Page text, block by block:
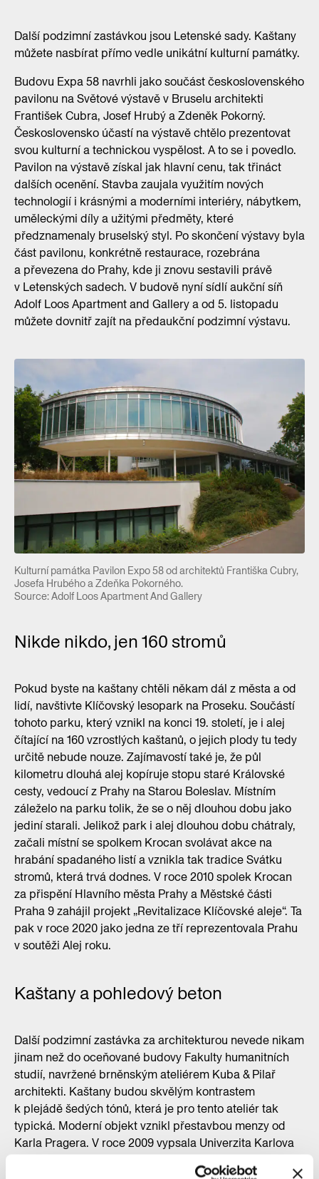
Další podzimní zastávkou jsou Letenské sady. Kaštany
můžete nasbírat přímo vedle unikátní kulturní památky.
Budovu Expa 58 navrhli jako součást československého
pavilonu na Světové výstavě v Bruselu architekti
František Cubra, Josef Hrubý a Zdeněk Pokorný.
Československo účastí na výstavě chtělo prezentovat
svou kulturní a technickou vyspělost. A to se i povedlo.
Pavilon na výstavě získal jak hlavní cenu, tak třináct
dalších ocenění. Stavba zaujala využitím nových
technologií i krásnými a moderními interiéry, nábytkem,
uměleckými díly a užitými předměty, které
předznamenaly bruselský styl. Po skončení výstavy byla
část pavilonu, konkrétně restaurace, rozebrána
a převezena do Prahy, kde ji znovu sestavili právě
v Letenských sadech. V budově nyní sídlí aukční síň
Adolf Loos Apartment and Gallery a od 5. listopadu
můžete dovnitř zajít na předaukční podzimní výstavu.
Kulturní památka Pavilon Expo 58 od architektů Františka Cubry,
Josefa Hrubého a Zdeňka Pokorného.
Source: Adolf Loos Apartment And Gallery
Nikde nikdo, jen 160 stromů
Pokud byste na kaštany chtěli někam dál z města a od
lidí, navštivte Klíčovský lesopark na Proseku. Součástí
tohoto parku, který vznikl na konci 19. století, je i alej
čítající na 160 vzrostlých kaštanů, o jejich plody tu tedy
určitě nebude nouze. Zajímavostí také je, že půl
kilometru dlouhá alej kopíruje stopu staré Královské
cesty, vedoucí z Prahy na Starou Boleslav. Místním
záleželo na parku tolik, že se o něj dlouhou dobu jako
jediní starali. Jelikož park i alej dlouhou dobu chátraly,
začali místní se spolkem Krocan svolávat akce na
hrabání spadaného listí a vznikla tak tradice Svátku
stromů, která trvá dodnes. V roce 2010 spolek Krocan
za přispění Hlavního města Prahy a Městské části
Praha 9 zahájil projekt „Revitalizace Klíčovské aleje“. Ta
pak v roce 2020 jako jedna ze tří reprezentovala Prahu
v soutěži Alej roku.
Kaštany a pohledový beton
Další podzimní zastávka za architekturou nevede nikam
jinam než do oceňované budovy Fakulty humanitních
studií, navržené brněnským ateliérem Kuba & Pilař
architekti. Kaštany budou skvělým kontrastem
k plejádě šedých tónů, která je pro tento ateliér tak
typická. Moderní objekt vznikl přestavbou menzy od
Karla Pragera. V roce 2009 vypsala Univerzita Karlova